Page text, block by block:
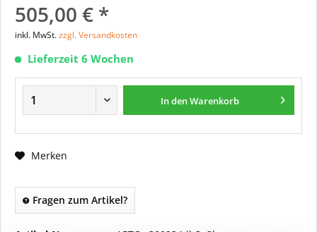
505,00 € *
inkl. MwSt.zzgl. Versandkosten
Lieferzeit 6 Wochen
In denWarenkorb
Merken
Fragen zum Artikel?